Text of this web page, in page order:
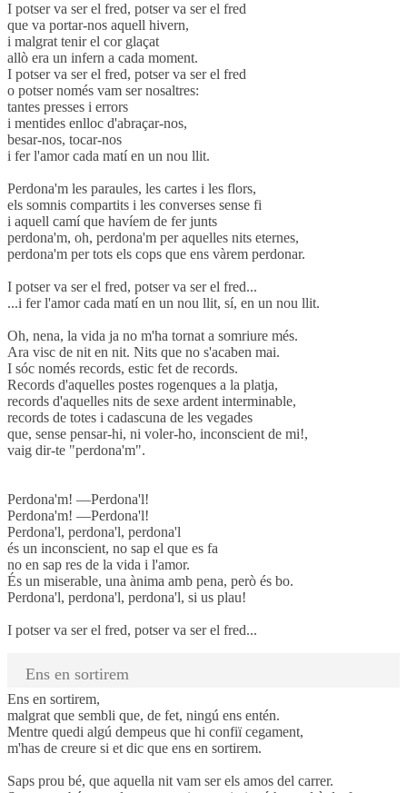
I potser va ser el fred, potser va ser el fred
que va portar-nos aquell hivern,
i malgrat tenir el cor glaçat
allò era un infern a cada moment.
I potser va ser el fred, potser va ser el fred
o potser només vam ser nosaltres:
tantes presses i errors
i mentides enlloc d'abraçar-nos,
besar-nos, tocar-nos
i fer l'amor cada matí en un nou llit.
Perdona'm les paraules, les cartes i les flors,
els somnis compartits i les converses sense fi
i aquell camí que havíem de fer junts
perdona'm, oh, perdona'm per aquelles nits eternes,
perdona'm per tots els cops que ens vàrem perdonar.
I potser va ser el fred, potser va ser el fred...
...i fer l'amor cada matí en un nou llit, sí, en un nou llit.
Oh, nena, la vida ja no m'ha tornat a somriure més.
Ara visc de nit en nit. Nits que no s'acaben mai.
I sóc només records, estic fet de records.
Records d'aquelles postes rogenques a la platja,
records d'aquelles nits de sexe ardent interminable,
records de totes i cadascuna de les vegades
que, sense pensar-hi, ni voler-ho, inconscient de mi!,
vaig dir-te "perdona'm".
Perdona'm! —Perdona'l!
Perdona'm! —Perdona'l!
Perdona'l, perdona'l, perdona'l
és un inconscient, no sap el que es fa
no en sap res de la vida i l'amor.
És un miserable, una ànima amb pena, però és bo.
Perdona'l, perdona'l, perdona'l, si us plau!
I potser va ser el fred, potser va ser el fred...
Ens en sortirem
Ens en sortirem,
malgrat que sembli que, de fet, ningú ens entén.
Mentre quedi algú dempeus que hi confiï cegament,
m'has de creure si et dic que ens en sortirem.
Saps prou bé, que aquella nit vam ser els amos del carrer.